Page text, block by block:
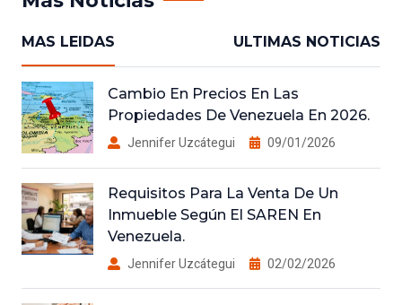
MAS LEIDAS ULTIMAS NOTICIAS
Cambio En Precios En Las
Propiedades De Venezuela En 2026.
Jennifer Uzcátegui 09/01/2026
Requisitos Para La Venta De Un
Inmueble Según El SAREN En
Venezuela.
Jennifer Uzcátegui 02/02/2026